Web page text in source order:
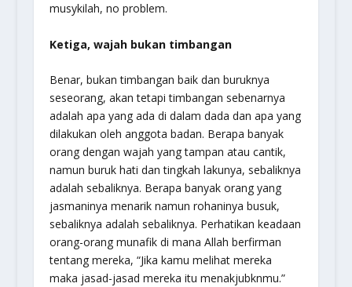
musykilah, no problem.
Ketiga, wajah bukan timbangan
Benar, bukan timbangan baik dan buruknya
seseorang, akan tetapi timbangan sebenarnya
adalah apa yang ada di dalam dada dan apa yang
dilakukan oleh anggota badan. Berapa banyak
orang dengan wajah yang tampan atau cantik,
namun buruk hati dan tingkah lakunya, sebaliknya
adalah sebaliknya. Berapa banyak orang yang
jasmaninya menarik namun rohaninya busuk,
sebaliknya adalah sebaliknya. Perhatikan keadaan
orang-orang munafik di mana Allah berfirman
tentang mereka, “Jika kamu melihat mereka
maka jasad-jasad mereka itu menakjubknmu.”